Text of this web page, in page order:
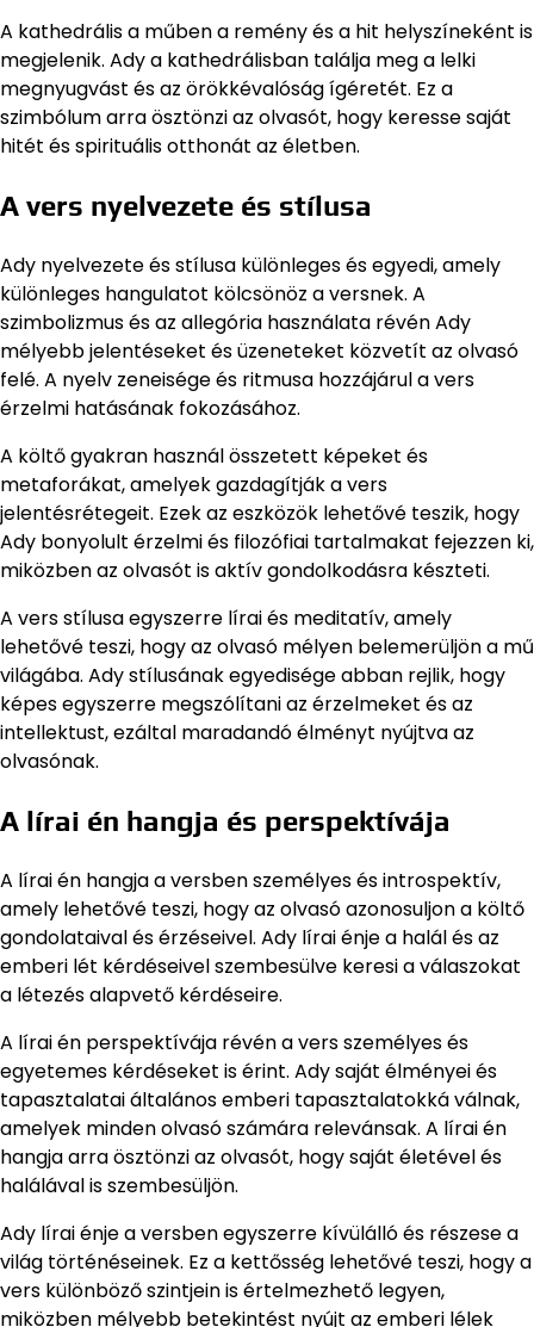
A kathedrális a műben a remény és a hit helyszíneként is
megjelenik. Ady a kathedrálisban találja meg a lelki
megnyugvást és az örökkévalóság ígéretét. Ez a
szimbólum arra ösztönzi az olvasót, hogy keresse saját
hitét és spirituális otthonát az életben.
A vers nyelvezete és stílusa
Ady nyelvezete és stílusa különleges és egyedi, amely
különleges hangulatot kölcsönöz a versnek. A
szimbolizmus és az allegória használata révén Ady
mélyebb jelentéseket és üzeneteket közvetít az olvasó
felé. A nyelv zeneisége és ritmusa hozzájárul a vers
érzelmi hatásának fokozásához.
A költő gyakran használ összetett képeket és
metaforákat, amelyek gazdagítják a vers
jelentésrétegeit. Ezek az eszközök lehetővé teszik, hogy
Ady bonyolult érzelmi és filozófiai tartalmakat fejezzen ki,
miközben az olvasót is aktív gondolkodásra készteti.
A vers stílusa egyszerre lírai és meditatív, amely
lehetővé teszi, hogy az olvasó mélyen belemerüljön a mű
világába. Ady stílusának egyedisége abban rejlik, hogy
képes egyszerre megszólítani az érzelmeket és az
intellektust, ezáltal maradandó élményt nyújtva az
olvasónak.
A lírai én hangja és perspektívája
A lírai én hangja a versben személyes és introspektív,
amely lehetővé teszi, hogy az olvasó azonosuljon a költő
gondolataival és érzéseivel. Ady lírai énje a halál és az
emberi lét kérdéseivel szembesülve keresi a válaszokat
a létezés alapvető kérdéseire.
A lírai én perspektívája révén a vers személyes és
egyetemes kérdéseket is érint. Ady saját élményei és
tapasztalatai általános emberi tapasztalatokká válnak,
amelyek minden olvasó számára relevánsak. A lírai én
hangja arra ösztönzi az olvasót, hogy saját életével és
halálával is szembesüljön.
Ady lírai énje a versben egyszerre kívülálló és részese a
világ történéseinek. Ez a kettősség lehetővé teszi, hogy a
vers különböző szintjein is értelmezhető legyen,
miközben mélyebb betekintést nyújt az emberi lélek